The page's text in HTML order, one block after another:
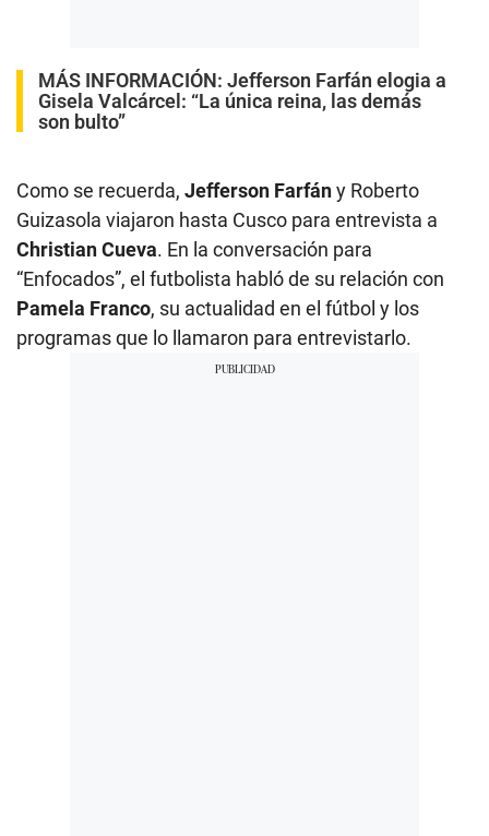
MÁS INFORMACIÓN: Jefferson Farfán elogia a
Gisela Valcárcel: “La única reina, las demás
son bulto”
Como se recuerda, Jefferson Farfány Roberto
Guizasola viajaron hasta Cusco para entrevista a
Christian Cueva. En la conversación para
“Enfocados”, el futbolista habló de su relación con
Pamela Franco, su actualidad en el fútbol y los
programas que lo llamaron para entrevistarlo.